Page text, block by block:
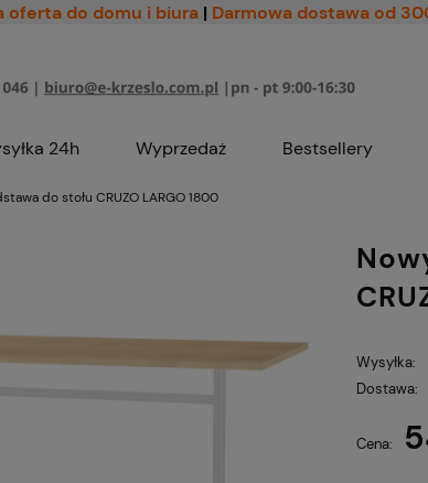
oferta do domu i biura | Darmowa dostawa od
24h Wyprzedaż Bestsellery
do stołu CRUZO LARGO 1800
Wysyłka:
Dostawa:
Cena nie zawiera
Cena: